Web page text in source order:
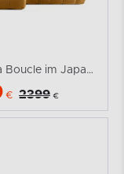
Ecksofa Boucle im Japandi-Stil honigfarben links
€ 2399 €